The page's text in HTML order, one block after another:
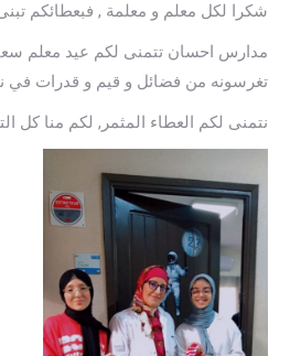
شكرا لكل معلم و معلمة , فبعطائكم
مدارس احسان تتمنى لكم عيد معلم
تغرسونه من فضائل و قيم و قدرات في
نتمنى لكم العطاء المثمر, لكم منا كل